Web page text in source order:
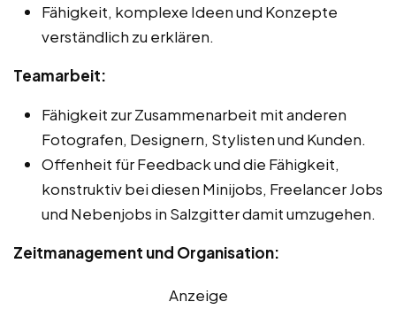
Fähigkeit, komplexe Ideen und Konzepte
verständlich zu erklären.
Teamarbeit:
Fähigkeit zur Zusammenarbeit mit anderen
Fotografen, Designern, Stylisten und Kunden.
Offenheit für Feedback und die Fähigkeit,
konstruktiv bei diesen Minijobs, Freelancer Jobs
und Nebenjobs in Salzgitter damit umzugehen.
Zeitmanagement und Organisation:
Anzeige